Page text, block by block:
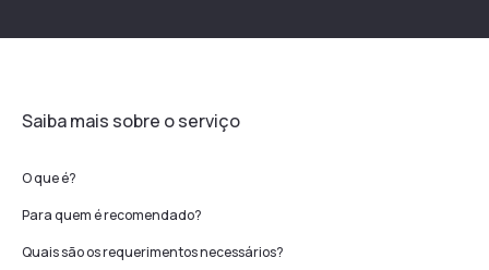
Saiba mais sobre o serviço
O que é?
Para quem é recomendado?
Quais são os requerimentos necessários?